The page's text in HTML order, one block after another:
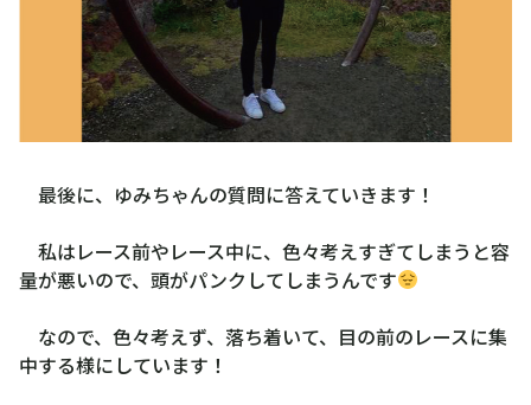
最後に、ゆみちゃんの質問に答えていきます！
私はレース前やレース中に、色々考えすぎてしまうと容
量が悪いので、頭がパンクしてしまうんです
なので、色々考えず、落ち着いて、目の前のレースに集
中する様にしています！